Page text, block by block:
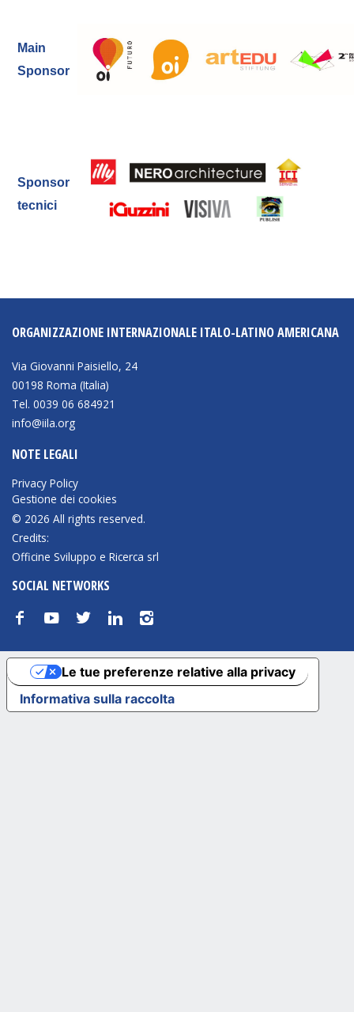
Main
Sponsor
Sponsor
tecnici
ORGANIZZAZIONE INTERNAZIONALE ITALO-LATINO AMERICANA
Via Giovanni Paisiello, 24
00198 Roma (Italia)
Tel. 0039 06 684921
info@iila.org
NOTE LEGALI
Privacy Policy
Gestione dei cookies
© 2026 All rights reserved.
Credits:
Officine Sviluppo e Ricerca srl
SOCIAL NETWORKS
f y t n i
Informativa sulla raccolta
Le tue preferenze relative alla privacy